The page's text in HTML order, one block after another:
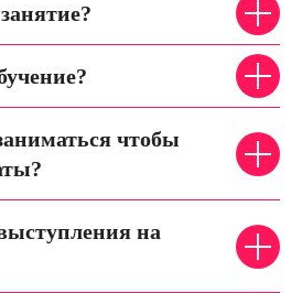
чтобы
на